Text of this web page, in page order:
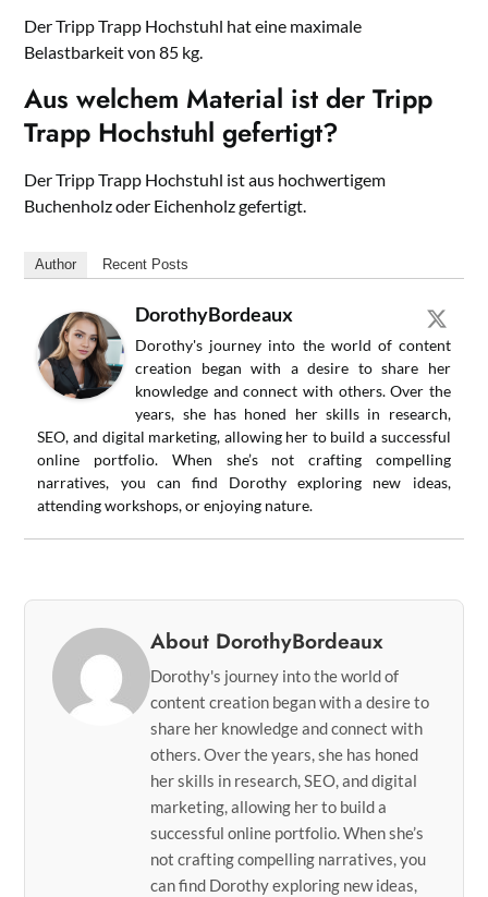
Der Tripp Trapp Hochstuhl hat eine maximale
Belastbarkeit von 85 kg.
Aus welchem Material ist der Tripp
Trapp Hochstuhl gefertigt?
Der Tripp Trapp Hochstuhl ist aus hochwertigem
Buchenholz oder Eichenholz gefertigt.
Author Recent Posts
DorothyBordeaux
Dorothy's journey into the world of content
creation began with a desire to share her
knowledge and connect with others. Over the
years, she has honed her skills in research,
SEO, and digital marketing, allowing her to build a successful
online portfolio. When she’s not crafting compelling
narratives, you can find Dorothy exploring new ideas,
attending workshops, or enjoying nature.
About DorothyBordeaux
Dorothy's journey into the world of
content creation began with a desire to
share her knowledge and connect with
others. Over the years, she has honed
her skills in research, SEO, and digital
marketing, allowing her to build a
successful online portfolio. When she’s
not crafting compelling narratives, you
can find Dorothy exploring new ideas,